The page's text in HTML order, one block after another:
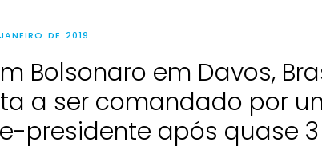
DE 2019
Bolsonaro em Davos,
a ser comandado por
presidente após quase